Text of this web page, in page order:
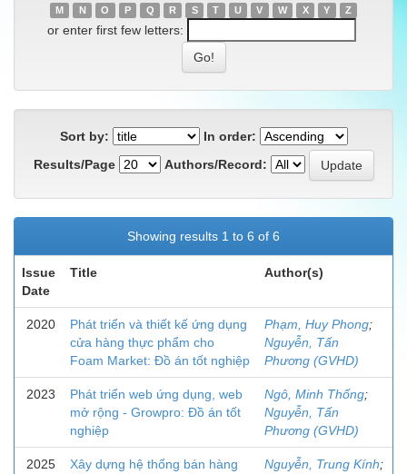
M
N O P Q R S T U V W X Y Z
or enter first few letters:
Sort by:
In order:
Results/Page
Authors/Record:
Showing results 1 to 6 of 6
Issue
Date
Title Author(s)
2020
Phát triển và thiết kế ứng dụng
cửa hàng thực phẩm cho
Foam Market: Đồ án tốt nghiệp
Phạm, Huy Phong;
Nguyễn, Tấn
Phương (GVHD)
2023
Phát triển web ứng dụng, web
mở rộng - Growpro: Đồ án tốt
nghiệp
Ngô, Minh Thống;
Nguyễn, Tấn
Phương (GVHD)
2025
Xây dựng hệ thống bán hàng
Nguyễn, Trung Kính;